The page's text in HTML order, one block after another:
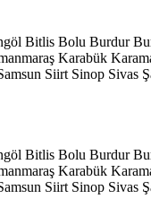
Bitlis Bolu Burdur
Karabük
Siirt Sinop Sivas
Bitlis Bolu Burdur
Karabük
Siirt Sinop Sivas